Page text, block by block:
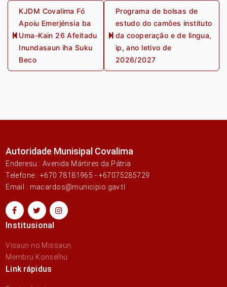
Post
navigation
Previous
post:
KJDM Covalima Fó
Apoiu Emerjénsia ba
Uma-Kain 26 Afeitadu
Inundasaun iha Suku
Beco
Next
post:
Programa de bolsas de
estudo do camões instituto
da cooperação e de lingua,
ip, ano letivo de
2026/2027
Autoridade Munisipal Covalima
Enderesu : Avenida Mártires da Pátria
Telefone : +670 78181965 - +67075285729
Email : macardos@municipio.gav.tl
Institusional
Visaun no Missaun
Membru Konselhu
Link rápidus